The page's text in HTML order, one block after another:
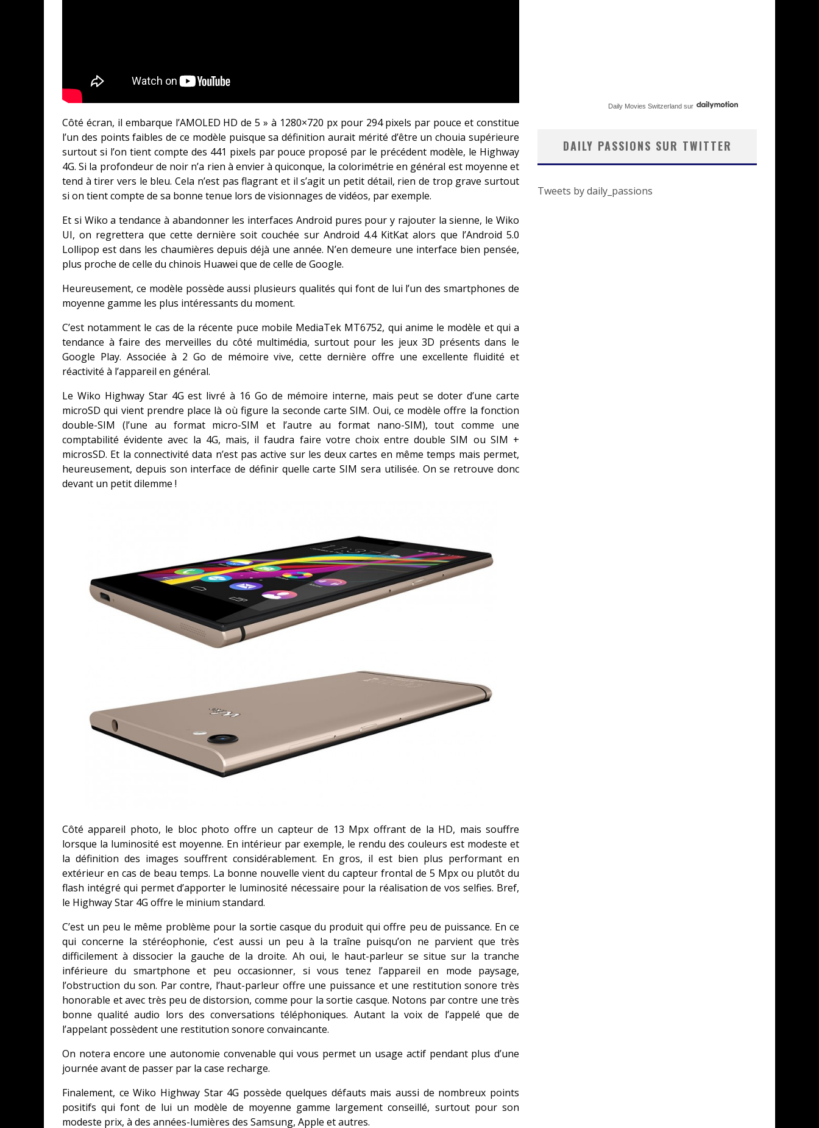
Côté écran, il embarque l’AMOLED HD de 5 » à 1280×720 px pour 294 pixels par pouce et constitue
l’un des points faibles de ce modèle puisque sa définition aurait mérité d’être un chouia supérieure
surtout si l’on tient compte des 441 pixels par pouce proposé par le précédent modèle, le Highway
4G. Si la profondeur de noir n’a rien à envier à quiconque, la colorimétrie en général est moyenne et
tend à tirer vers le bleu. Cela n’est pas flagrant et il s’agit un petit détail, rien de trop grave surtout
si on tient compte de sa bonne tenue lors de visionnages de vidéos, par exemple.
Et si Wiko a tendance à abandonner les interfaces Android pures pour y rajouter la sienne, le Wiko
UI, on regrettera que cette dernière soit couchée sur Android 4.4 KitKat alors que l’Android 5.0
Lollipop est dans les chaumières depuis déjà une année. N’en demeure une interface bien pensée,
plus proche de celle du chinois Huawei que de celle de Google.
Heureusement, ce modèle possède aussi plusieurs qualités qui font de lui l’un des smartphones de
moyenne gamme les plus intéressants du moment.
C’est notamment le cas de la récente puce mobile MediaTek MT6752, qui anime le modèle et qui a
tendance à faire des merveilles du côté multimédia, surtout pour les jeux 3D présents dans le
Google Play. Associée à 2 Go de mémoire vive, cette dernière offre une excellente fluidité et
réactivité à l’appareil en général.
Le Wiko Highway Star 4G est livré à 16 Go de mémoire interne, mais peut se doter d’une carte
microSD qui vient prendre place là où figure la seconde carte SIM. Oui, ce modèle offre la fonction
double-SIM (l’une au format micro-SIM et l’autre au format nano-SIM), tout comme une
comptabilité évidente avec la 4G, mais, il faudra faire votre choix entre double SIM ou SIM +
microsSD. Et la connectivité data n’est pas active sur les deux cartes en même temps mais permet,
heureusement, depuis son interface de définir quelle carte SIM sera utilisée. On se retrouve donc
devant un petit dilemme !
Côté appareil photo, le bloc photo offre un capteur de 13 Mpx offrant de la HD, mais souffre
lorsque la luminosité est moyenne. En intérieur par exemple, le rendu des couleurs est modeste et
la définition des images souffrent considérablement. En gros, il est bien plus performant en
extérieur en cas de beau temps. La bonne nouvelle vient du capteur frontal de 5 Mpx ou plutôt du
flash intégré qui permet d’apporter le luminosité nécessaire pour la réalisation de vos selfies. Bref,
le Highway Star 4G offre le minium standard.
C’est un peu le même problème pour la sortie casque du produit qui offre peu de puissance. En ce
qui concerne la stéréophonie, c’est aussi un peu à la traîne puisqu’on ne parvient que très
difficilement à dissocier la gauche de la droite. Ah oui, le haut-parleur se situe sur la tranche
inférieure du smartphone et peu occasionner, si vous tenez l’appareil en mode paysage,
l’obstruction du son. Par contre, l’haut-parleur offre une puissance et une restitution sonore très
honorable et avec très peu de distorsion, comme pour la sortie casque. Notons par contre une très
bonne qualité audio lors des conversations téléphoniques. Autant la voix de l’appelé que de
l’appelant possèdent une restitution sonore convaincante.
On notera encore une autonomie convenable qui vous permet un usage actif pendant plus d’une
journée avant de passer par la case recharge.
Finalement, ce Wiko Highway Star 4G possède quelques défauts mais aussi de nombreux points
positifs qui font de lui un modèle de moyenne gamme largement conseillé, surtout pour son
modeste prix, à des années-lumières des Samsung, Apple et autres.
Daily Movies Switzerland sur
DAILY PASSIONS SUR TWITTER
Tweets by daily_passions